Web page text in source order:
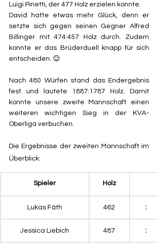
Luigi Pinetti, der 477 Holz erzielen konnte.
David hatte etwas mehr Glück, denn er
setzte sich gegen seinen Gegner Alfred
Billinger mit 474:457 Holz durch. Zudem
konnte er das Brüderduell knapp für sich
entscheiden. 😉
Nach 480 Würfen stand das Endergebnis
fest und lautete 1887:1787 Holz. Damit
konnte unsere zweite Mannschaft einen
weiteren wichtigen Sieg in der KVA-
Oberliga verbuchen.
Die Ergebnisse der zweiten Mannschaft im
Überblick:
​Spieler Holz
Lukas Fäth 462 :
Jessica Liebich 487 :